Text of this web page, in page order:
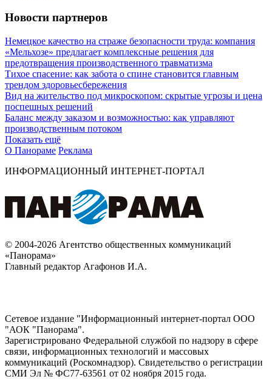
Новости партнеров
Немецкое качество на страже безопасности труда: компания
«Мельхозе» предлагает комплексные решения для
предотвращения производственного травматизма
Тихое спасение: как забота о спине становится главным
трендом здоровьесбережения
Вид на жительство под микроскопом: скрытые угрозы и цена
поспешных решений
Баланс между заказом и возможностью: как управляют
производственным потоком
Показать ещё
О Панораме Реклама
ИНФОРМАЦИОННЫЙ ИНТЕРНЕТ-ПОРТАЛ
© 2004-2026 Агентство общественных коммуникаций
«Панорама»
Главный редактор Агафонов И.А.
Сетевое издание "Информационный интернет-портал ООО
"АОК "Панорама".
Зарегистрировано Федеральной службой по надзору в сфере
связи, информационных технологий и массовых
коммуникаций (Роскомнадзор). Cвидетельство о регистрации
СМИ Эл № ФС77-63561 от 02 ноября 2015 года.